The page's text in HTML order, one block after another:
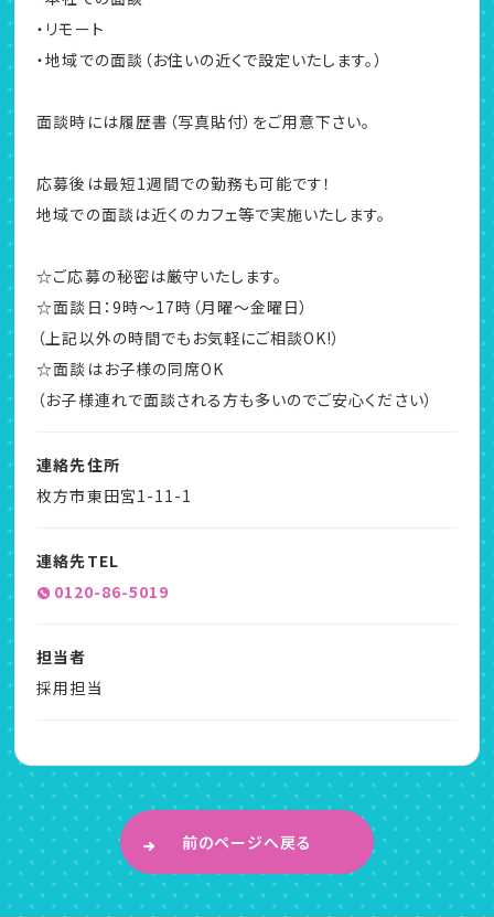
・リモート
・地域での面談（お住いの近くで設定いたします。）
面談時には履歴書（写真貼付）をご用意下さい。
応募後は最短1週間での勤務も可能です！
地域での面談は近くのカフェ等で実施いたします。
☆ご応募の秘密は厳守いたします。
☆面談日：9時～17時（月曜～金曜日）
（上記以外の時間でもお気軽にご相談OK!）
☆面談はお子様の同席OK
（お子様連れで面談される方も多いのでご安心ください）
連絡先住所
枚方市東田宮1-11-1
連絡先TEL
0120-86-5019
担当者
採用担当
前のページへ戻る